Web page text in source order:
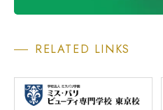
RELATED LINKS